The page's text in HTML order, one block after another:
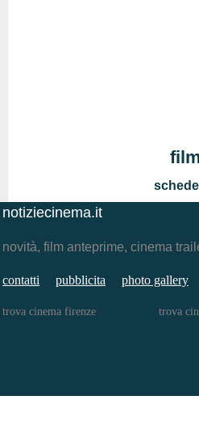
notiziecinema.it
novità, film anteprime, cinema
contatti pubblicita photo gallery
trova cinema firenze trova